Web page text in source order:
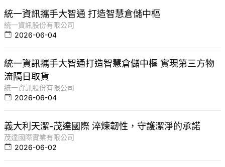
統一資訊攜手大智通 打造智慧倉儲中樞
統一資訊股份有限公司
2026-06-04
統一資訊攜手大智通打造智慧倉儲中樞 實現第三方物
流隔日取貨
統一資訊股份有限公司
2026-06-04
義大利天潔-茂達國際 淬煉韌性，守護潔淨的承諾
茂達國際實業有限公司
2026-06-02